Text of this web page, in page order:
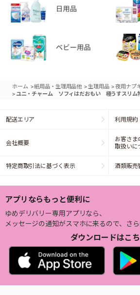
ホーム >紙用品・生理用品他 > 生理用品 >夜用ナプ
> ユニ・チャーム ソフィはだおもい 極うすスリム
配送エリア 利用規約
会社概要
お客さま
取扱いに
特定商取引法に基づく表示 酒類販売
アプリならもっと便利に
ゆめデリバリー専用アプリなら、
メッセージの通知がスマホに来るので、さら
ダウンロードはこ